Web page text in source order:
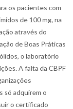
os pacientes com
de 100 mg, na
através do
de Boas Práticas
o laboratório
A falta da CBPF
só adquirem o
o certificado